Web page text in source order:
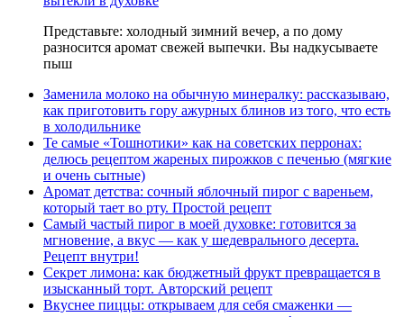
Представьте: холодный зимний вечер, а по дому
разносится аромат свежей выпечки. Вы надкусываете
пыш
Заменила молоко на обычную минералку: рассказываю,
как приготовить гору ажурных блинов из того, что есть
в холодильнике
Те самые «Тошнотики» как на советских перронах:
делюсь рецептом жареных пирожков с печенью (мягкие
и очень сытные)
Аромат детства: сочный яблочный пирог с вареньем,
который тает во рту. Простой рецепт
Самый частый пирог в моей духовке: готовится за
мгновение, а вкус — как у шедеврального десерта.
Рецепт внутри!
Секрет лимона: как бюджетный фрукт превращается в
изысканный торт. Авторский рецепт
Вкуснее пиццы: открываем для себя смаженки —